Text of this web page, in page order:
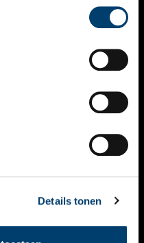
Details tonen